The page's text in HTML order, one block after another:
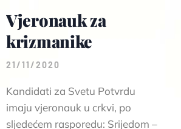
Vjeronauk za
krizmanike
21/11/2020
Kandidati za Svetu Potvrdu
imaju vjeronauk u crkvi, po
sljedećem rasporedu: Srijedom –